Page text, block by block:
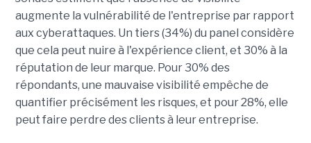
augmente la vulnérabilité de l'entreprise par rapport
aux cyberattaques. Un tiers (34%) du panel considère
que cela peut nuire à l'expérience client, et 30% à la
réputation de leur marque. Pour 30% des
répondants, une mauvaise visibilité empêche de
quantifier précisément les risques, et pour 28%, elle
peut faire perdre des clients à leur entreprise.